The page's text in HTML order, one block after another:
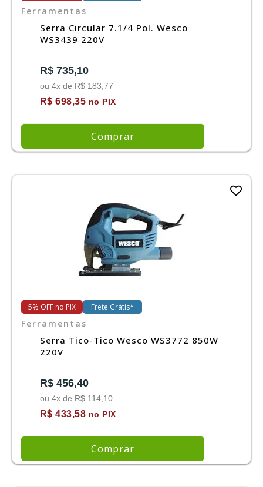
Ferramentas
Serra Circular 7.1/4 Pol. Wesco
WS3439 220V
R$ 735,10
ou 4x de R$ 183,77
R$ 698,35 no PIX
Comprar
5% OFF no PIX Frete Grátis*
Ferramentas
Serra Tico-Tico Wesco WS3772 850W
220V
R$ 456,40
ou 4x de R$ 114,10
R$ 433,58 no PIX
Comprar